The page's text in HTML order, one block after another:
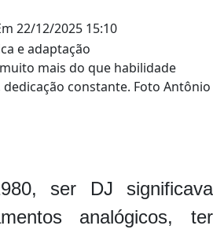
22/12/2025 15:10
mais do que habilidade
dedicação constante. Foto Antônio
ser DJ significava
analógicos, ter